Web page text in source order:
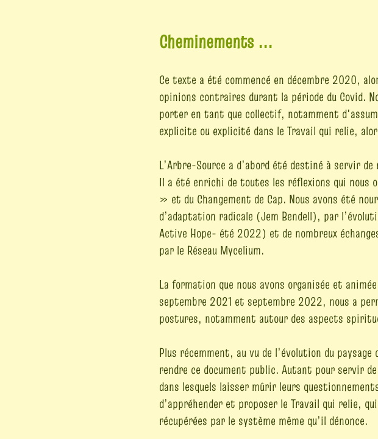
Cheminements ...
Ce texte a été commencé en décembre 2020,
opinions contraires durant la période du Covid.
porter en tant que collectif, notamment
explicite ou explicité dans le Travail qui relie,
L’Arbre-Source a d’abord été destiné à servir
Il a été enrichi de toutes les réflexions qui
» et du Changement de Cap. Nous avons été
d’adaptation radicale (Jem Bendell), par
Active Hope- été 2022) et de nombreux
par le Réseau Mycelium.
La formation que nous avons organisée et
septembre 2021 et septembre 2022, nous a
postures, notamment autour des aspects
Plus récemment, au vu de l’évolution du
rendre ce document public. Autant pour servir
dans lesquels laisser mûrir leurs
d’appréhender et proposer le Travail qui relie,
récupérées par le système même qu’il dénonce.